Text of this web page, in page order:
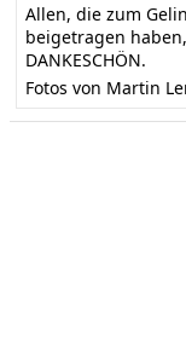
Allen, die zum
beigetragen
DANKESCHÖN.
Fotos von Martin